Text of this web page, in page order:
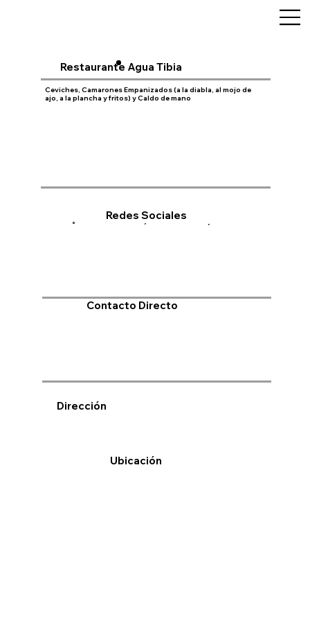
Restaurante Agua Tibia
Ceviches, Camarones Empanizados (a la diabla, al mojo de
ajo, a la plancha y fritos) y Caldo de mano
Contacto Directo
Redes Sociales
Dirección
Ubicación